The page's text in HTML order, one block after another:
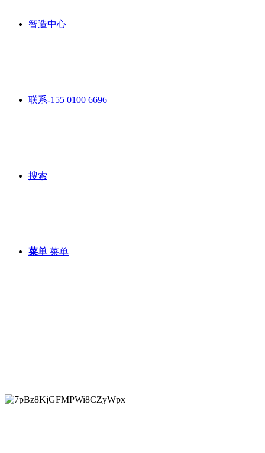
智造中心
联系-155 0100 6696
搜索
菜单 菜单